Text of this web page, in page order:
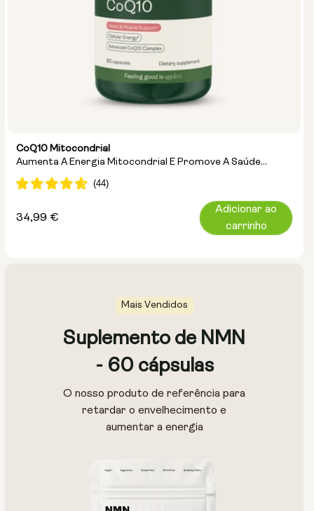
CoQ10 Mitocondrial
Aumenta A Energia Mitocondrial E Promove A Saúde
Cardíaca
Preço
34,99 €
Adicionar ao
carrinho
Mais Vendidos
Suplemento de NMN
- 60 cápsulas
O nosso produto de referência para
retardar o envelhecimento e
aumentar a energia